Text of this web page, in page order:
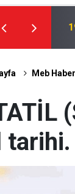
Detayları
Meb Haber
tarihi.